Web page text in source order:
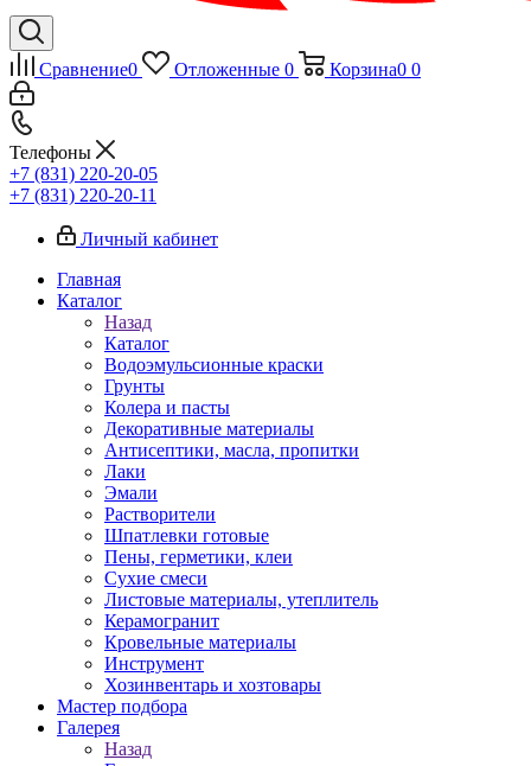
Сравнение0 Отложенные 0 Корзина0 0
Телефоны
+7 (831) 220-20-05
+7 (831) 220-20-11
Личный кабинет
Главная
Каталог
Назад
Каталог
Водоэмульсионные краски
Грунты
Колера и пасты
Декоративные материалы
Антисептики, масла, пропитки
Лаки
Эмали
Растворители
Шпатлевки готовые
Пены, герметики, клеи
Сухие смеси
Листовые материалы, утеплитель
Керамогранит
Кровельные материалы
Инструмент
Хозинвентарь и хозтовары
Мастер подбора
Галерея
Назад